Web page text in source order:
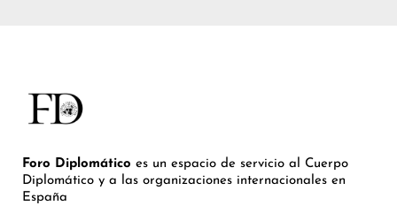
Foro Diplomático es un espacio de servicio al Cuerpo
Diplomático y a las organizaciones internacionales en
España